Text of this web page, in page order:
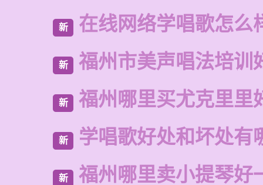
新 在线网络学唱歌怎么
新 福州市美声唱法培训
新 福州哪里买尤克里里
新 学唱歌好处和坏处有
新 福州哪里卖小提琴好